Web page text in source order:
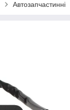
Автозапчастинні